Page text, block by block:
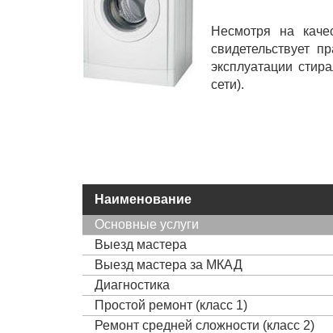
Несмотря на
свидетельствует
эксплуатации
сети).
Наименование
Основные услуги
Выезд мастера
Выезд мастера за МКАД
Диагностика
Простой ремонт (класс 1)
Ремонт средней сложности (класс 2)